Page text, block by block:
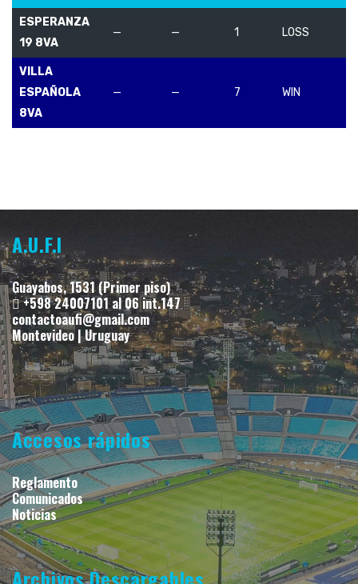
ESPERANZA
19 8VA
— — 1 LOSS
VILLA
ESPAÑOLA
8VA
— — 7 WIN
A.U.F.I
Guayabos, 1531 (Primer piso)
+598 24007101 al 06 int.147
contactoaufi@gmail.com
Montevideo | Uruguay
Accesos rápidos
Reglamento
Comunicados
Noticias